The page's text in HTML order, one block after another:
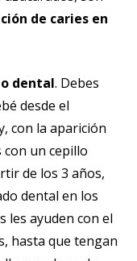
de caries en
dental. Debes
desde el
con la aparición
un cepillo
de los 3 años,
dental en los
les ayuden con el
hasta que tengan